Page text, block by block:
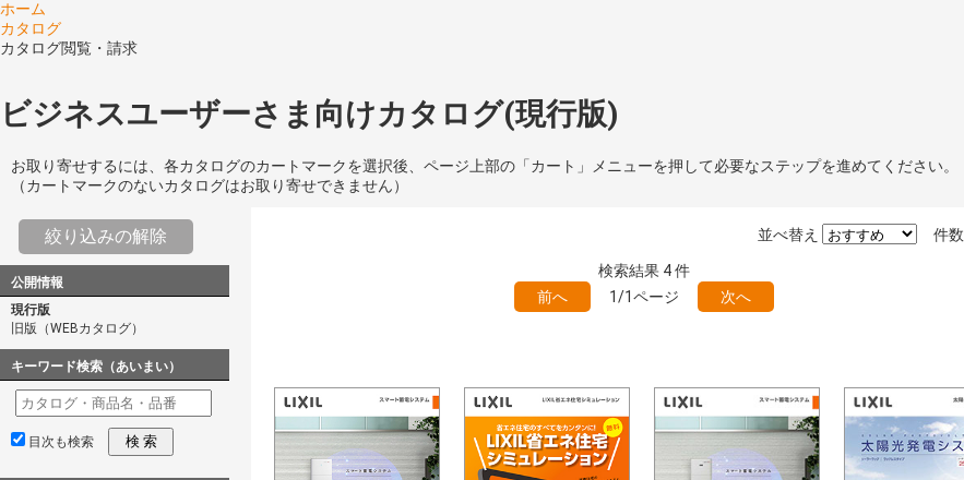
ホーム
カタログ
カタログ閲覧・請求
ビジネスユーザーさま向けカタログ(現行版)
お取り寄せするには、各カタログのカートマークを選択後、ページ上部の「カート」メニューを押して必要なステップを進めてください。
（カートマークのないカタログはお取り寄せできません）
絞り込みの解除
公開情報
現行版
旧版（WEBカタログ）
キーワード検索（あいまい）
目次も検索 検 索
件数
並べ替え
検索結果 4件
前へ
1/1ページ 次へ